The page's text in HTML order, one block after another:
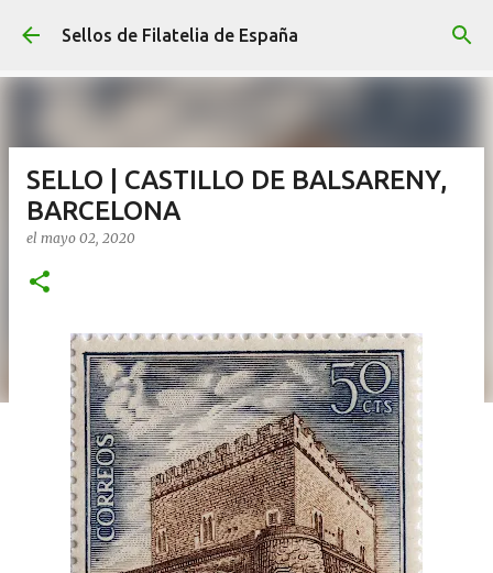
Ir al contenido principal
Sellos de Filatelia de España
SELLO | CASTILLO DE BALSARENY,
BARCELONA
el mayo 02, 2020